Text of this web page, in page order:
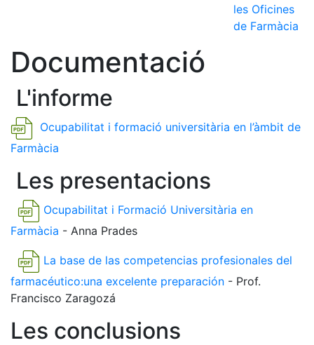
les Oficines
de Farmàcia
Documentació
L'informe
Ocupabilitat i formació universitària en l’àmbit de
Farmàcia
Les presentacions
Ocupabilitat i Formació Universitària en
Farmàcia - Anna Prades
La base de las competencias profesionales del
farmacéutico:una excelente preparación - Prof.
Francisco Zaragozá
Les conclusions